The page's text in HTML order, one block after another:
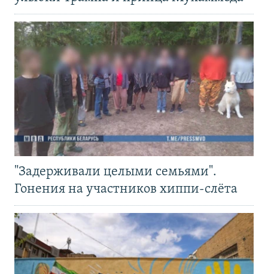
"Задерживали целыми семьями".
Гонения на участников хиппи-слёта